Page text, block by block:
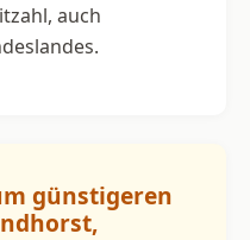
auch
günstigeren